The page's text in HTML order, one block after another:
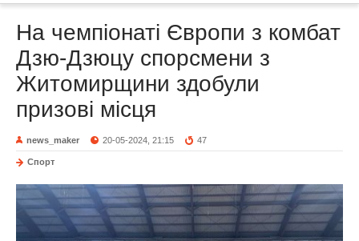
На чемпіонаті Європи з комбат
Дзю-Дзюцу спорсмени з
Житомирщини здобули
призові місця
news_maker 20-05-2024, 21:15 47
Спорт